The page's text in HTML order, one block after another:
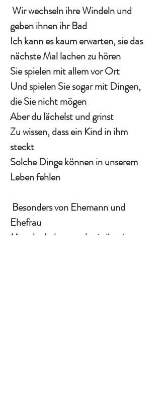
Wir wechseln ihre Windeln und
geben ihnen ihr Bad
Ich kann es kaum erwarten, sie das
nächste Mal lachen zu hören
Sie spielen mit allem vor Ort
Und spielen Sie sogar mit Dingen,
die Sie nicht mögen
Aber du lächelst und grinst
Zu wissen, dass ein Kind in ihm
steckt
Solche Dinge können in unserem
Leben fehlen
Besonders von Ehemann und
Ehefrau
Manche haben noch nie ihr eigenes